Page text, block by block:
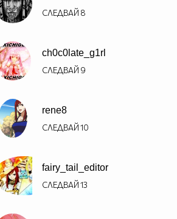
СЛЕДВАЙ 8
ch0c0late_g1rl
СЛЕДВАЙ 9
rene8
СЛЕДВАЙ10
fairy_tail_editor
СЛЕДВАЙ13